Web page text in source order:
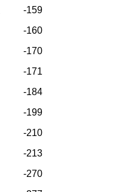
-159
-160
-170
-171
-184
-199
-210
-213
-270